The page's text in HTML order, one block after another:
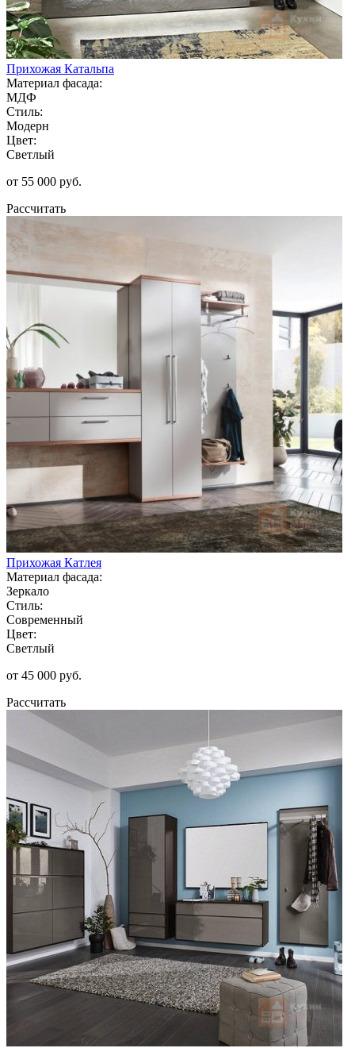
Прихожая Катальпа
Материал фасада:
МДФ
Стиль:
Модерн
Цвет:
Светлый
от 55 000 руб.
Рассчитать
Прихожая Катлея
Материал фасада:
Зеркало
Стиль:
Современный
Цвет:
Светлый
от 45 000 руб.
Рассчитать